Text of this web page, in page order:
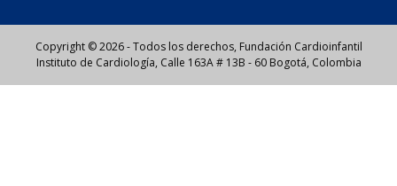
Copyright © 2026 - Todos los derechos, Fundación Cardioinfantil
Instituto de Cardiología, Calle 163A # 13B - 60 Bogotá, Colombia